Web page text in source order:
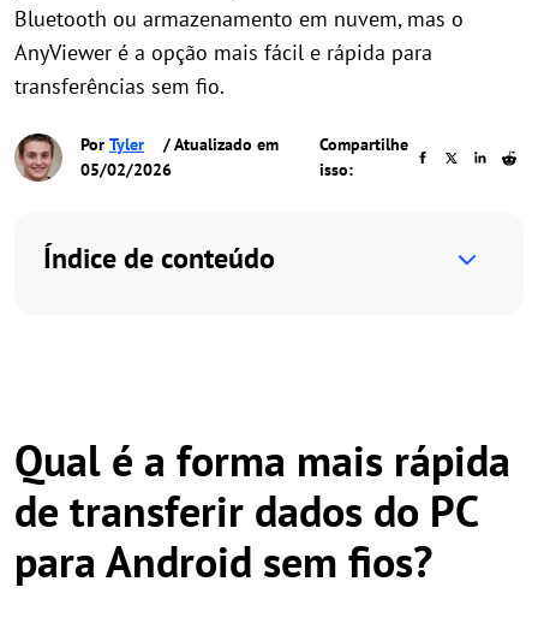
Bluetooth ou armazenamento em nuvem, mas o
AnyViewer é a opção mais fácil e rápida para
transferências sem fio.
Por Tyler
/ Atualizado em
05/02/2026
Compartilhe
isso:
Índice de conteúdo
Qual é a forma mais rápida
de transferir dados do PC
para Android sem fios?